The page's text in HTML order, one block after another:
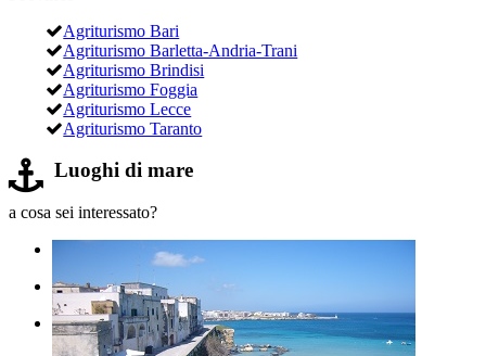
Agriturismo Bari
Agriturismo Barletta-Andria-Trani
Agriturismo Brindisi
Agriturismo Foggia
Agriturismo Lecce
Agriturismo Taranto
Luoghi di mare
a cosa sei interessato?